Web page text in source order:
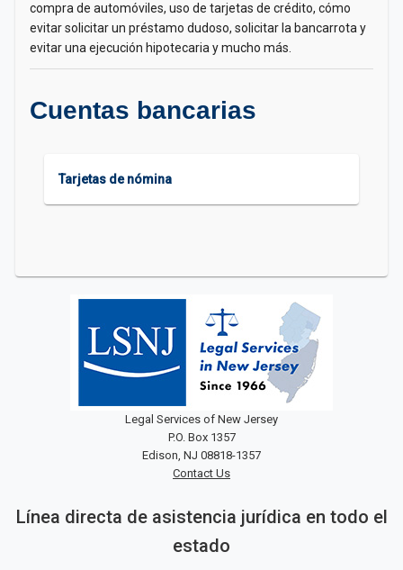
compra de automóviles, uso de tarjetas de crédito, cómo
evitar solicitar un préstamo dudoso, solicitar la bancarrota y
evitar una ejecución hipotecaria y mucho más.
Cuentas bancarias
Tarjetas de nómina
Legal Services of New Jersey
P.O. Box 1357
Edison, NJ 08818-1357
Contact Us
Línea directa de asistencia jurídica en todo el
estado